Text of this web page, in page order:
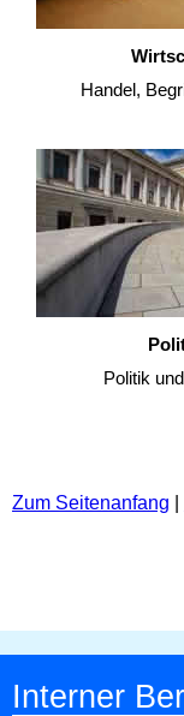
Handel,
Politik
Zum Seitenanfang
Interner